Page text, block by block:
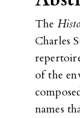
The
Charles
of the
names